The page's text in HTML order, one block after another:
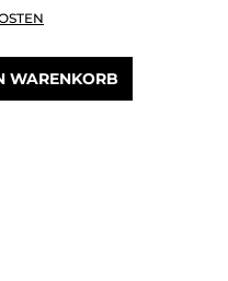
gewünschten
WARENKORB